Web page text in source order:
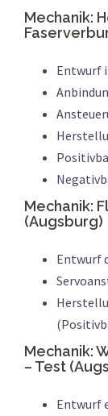
Mechanik:
Entwurf
Mechanik:
(Augsburg)
Entwurf
Mechanik:
– Test
Entwurf